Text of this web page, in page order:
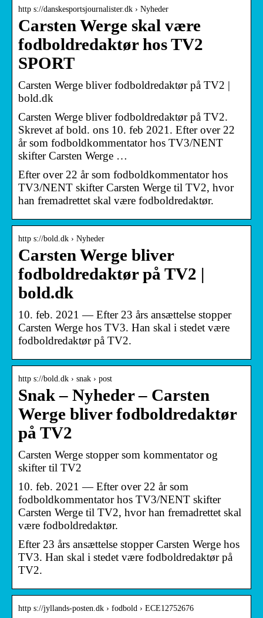
http s://danskesportsjournalister.dk › Nyheder
Carsten Werge skal være
fodboldredaktør hos TV2
SPORT
Carsten Werge bliver fodboldredaktør på TV2 |
bold.dk
Carsten Werge bliver fodboldredaktør på TV2.
Skrevet af bold. ons 10. feb 2021. Efter over 22
år som fodboldkommentator hos TV3/NENT
skifter Carsten Werge …
Efter over 22 år som fodboldkommentator hos
TV3/NENT skifter Carsten Werge til TV2, hvor
han fremadrettet skal være fodboldredaktør.
http s://bold.dk › Nyheder
Carsten Werge bliver
fodboldredaktør på TV2 |
bold.dk
10. feb. 2021 — Efter 23 års ansættelse stopper
Carsten Werge hos TV3. Han skal i stedet være
fodboldredaktør på TV2.
http s://bold.dk › snak › post
Snak – Nyheder – Carsten
Werge bliver fodboldredaktør
på TV2
Carsten Werge stopper som kommentator og
skifter til TV2
10. feb. 2021 — Efter over 22 år som
fodboldkommentator hos TV3/NENT skifter
Carsten Werge til TV2, hvor han fremadrettet skal
være fodboldredaktør.
Efter 23 års ansættelse stopper Carsten Werge hos
TV3. Han skal i stedet være fodboldredaktør på
TV2.
http s://jyllands-posten.dk › fodbold › ECE12752676